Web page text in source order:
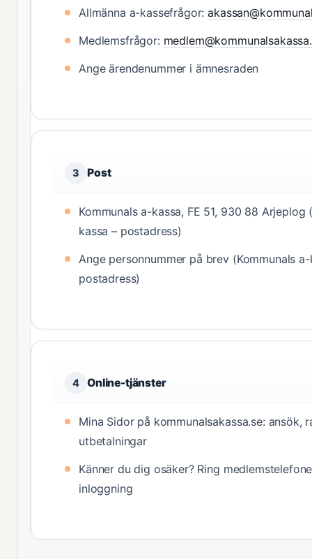
Allmänna a-kassefrågor:
Medlemsfrågor:
Ange ärendenummer i ämnesraden
3 Post
Kommunals a-kassa, FE 51, 930 88 Arjeplog
kassa – postadress)
Ange personnummer på brev (Kommunals a-
postadress)
4 Online-tjänster
Mina Sidor på kommunalsakassa.se: ansök,
utbetalningar
Känner du dig osäker? Ring
inloggning